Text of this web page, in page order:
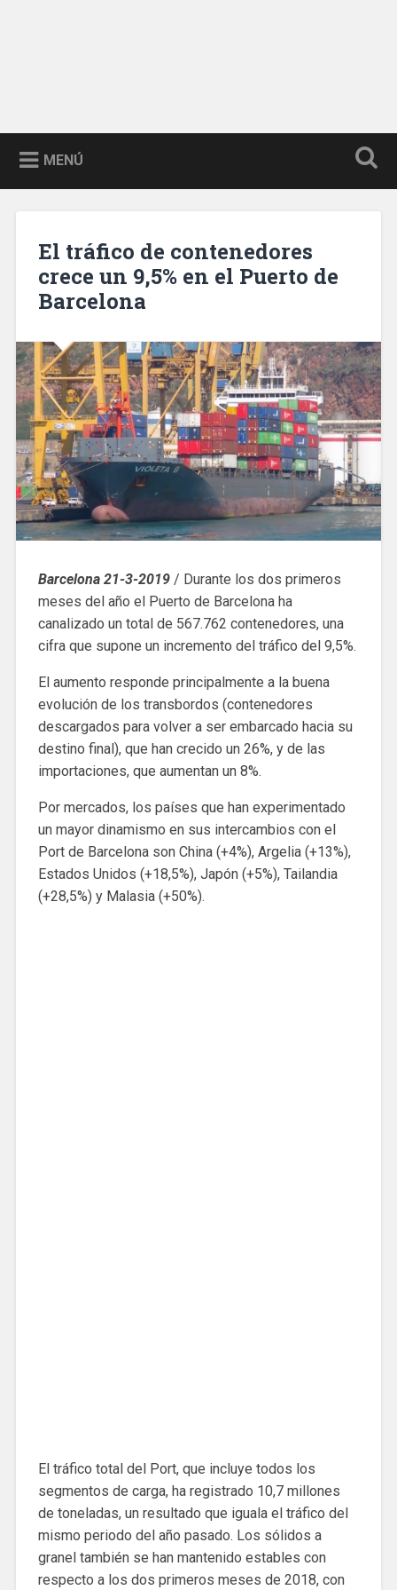
MENÚ
El tráfico de contenedores
crece un 9,5% en el Puerto de
Barcelona
Barcelona 21-3-2019/ Durante los dos primeros
meses del año el Puerto de Barcelona ha
canalizado un total de 567.762 contenedores, una
cifra que supone un incremento del tráfico del 9,5%.
El aumento responde principalmente a la buena
evolución de los transbordos (contenedores
descargados para volver a ser embarcado hacia su
destino final), que han crecido un 26%, y de las
importaciones, que aumentan un 8%.
Por mercados, los países que han experimentado
un mayor dinamismo en sus intercambios con el
Port de Barcelona son China (+4%), Argelia (+13%),
Estados Unidos (+18,5%), Japón (+5%), Tailandia
(+28,5%) y Malasia (+50%).
El tráfico total del Port, que incluye todos los
segmentos de carga, ha registrado 10,7 millones
de toneladas, un resultado que iguala el tráfico del
mismo periodo del año pasado. Los sólidos a
granel también se han mantenido estables con
respecto a los dos primeros meses de 2018, con